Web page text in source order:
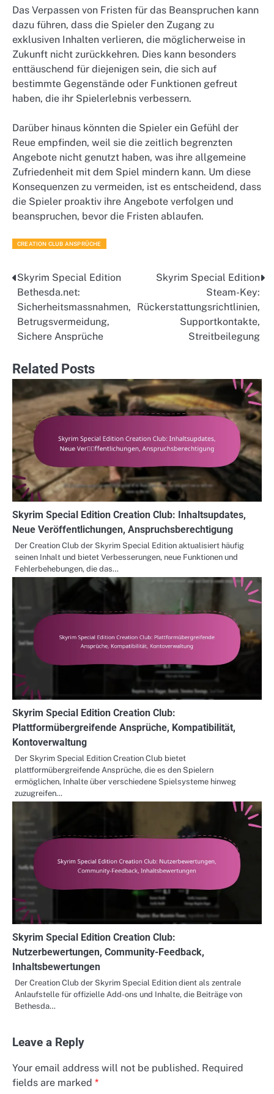
Das Verpassen von Fristen für das Beanspruchen kann
dazu führen, dass die Spieler den Zugang zu
exklusiven Inhalten verlieren, die möglicherweise in
Zukunft nicht zurückkehren. Dies kann besonders
enttäuschend für diejenigen sein, die sich auf
bestimmte Gegenstände oder Funktionen gefreut
haben, die ihr Spielerlebnis verbessern.
Darüber hinaus könnten die Spieler ein Gefühl der
Reue empfinden, weil sie die zeitlich begrenzten
Angebote nicht genutzt haben, was ihre allgemeine
Zufriedenheit mit dem Spiel mindern kann. Um diese
Konsequenzen zu vermeiden, ist es entscheidend, dass
die Spieler proaktiv ihre Angebote verfolgen und
beanspruchen, bevor die Fristen ablaufen.
CREATION CLUB ANSPRÜCHE
Post
navigation
Skyrim Special Edition
Bethesda.net:
Sicherheitsmassnahmen,
Betrugsvermeidung,
Sichere Ansprüche
Skyrim Special Edition
Steam-Key:
Rückerstattungsrichtlinien,
Supportkontakte,
Streitbeilegung
Related Posts
Skyrim Special Edition Creation Club: Inhaltsupdates,
Neue Veröffentlichungen, Anspruchsberechtigung
Der Creation Club der Skyrim Special Edition aktualisiert häufig
seinen Inhalt und bietet Verbesserungen, neue Funktionen und
Fehlerbehebungen, die das…
Skyrim Special Edition Creation Club:
Plattformübergreifende Ansprüche, Kompatibilität,
Kontoverwaltung
Der Skyrim Special Edition Creation Club bietet
plattformübergreifende Ansprüche, die es den Spielern
ermöglichen, Inhalte über verschiedene Spielsysteme hinweg
zuzugreifen…
Skyrim Special Edition Creation Club:
Nutzerbewertungen, Community-Feedback,
Inhaltsbewertungen
Der Creation Club der Skyrim Special Edition dient als zentrale
Anlaufstelle für offizielle Add-ons und Inhalte, die Beiträge von
Bethesda…
Leave a Reply
Your email address will not be published. Required
fields are marked *